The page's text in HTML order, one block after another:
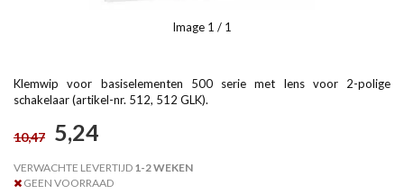
Image 1 / 1
Klemwip voor basiselementen 500 serie met lens voor 2-polige
schakelaar (artikel-nr. 512, 512 GLK).
10,47 5,24
VERWACHTE LEVERTIJD 1-2 WEKEN
GEEN VOORRAAD